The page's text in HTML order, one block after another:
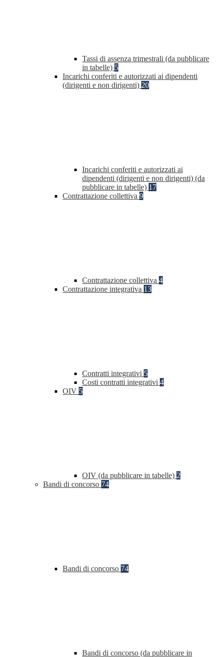
Tassi di assenza trimestrali (da pubblicare
in tabelle) 5
Incarichi conferiti e autorizzati ai dipendenti
(dirigenti e non dirigenti) 20
Incarichi conferiti e autorizzati ai
dipendenti (dirigenti e non dirigenti) (da
pubblicare in tabelle) 17
Contrattazione collettiva 9
Contrattazione collettiva 4
Contrattazione integrativa 13
Contratti integrativi 5
Costi contratti integrativi 4
OIV 5
OIV (da pubblicare in tabelle) 2
Bandi di concorso 74
Bandi di concorso 74
Bandi di concorso (da pubblicare in